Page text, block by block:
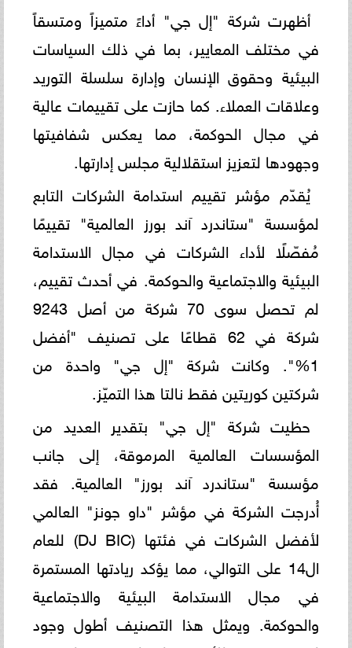
أظهرت شركة "إل جي" أداءً متميزاً ومتسقاً
في مختلف المعايير، بما في ذلك السياسات
البيئية وحقوق الإنسان وإدارة سلسلة التوريد
وعلاقات العملاء. كما حازت على تقييمات عالية
في مجال الحوكمة، مما يعكس شفافيتها
وجهودها لتعزيز استقلالية مجلس إدارتها.
يُقدّم مؤشر تقييم استدامة الشركات التابع
لمؤسسة "ستاندرد آند بورز العالمية" تقييمًا
مُفصّلًا لأداء الشركات في مجال الاستدامة
البيئية والاجتماعية والحوكمة. في أحدث تقييم،
لم تحصل سوى 70 شركة من أصل 9243
شركة في 62 قطاعًا على تصنيف "أفضل
1%". وكانت شركة "إل جي" واحدة من
شركتين كوريتين فقط نالتا هذا التميّز.
حظيت شركة "إل جي" بتقدير العديد من
المؤسسات العالمية المرموقة، إلى جانب
مؤسسة "ستاندرد آند بورز" العالمية. فقد
أُدرجت الشركة في مؤشر "داو جونز" العالمي
لأفضل الشركات في فئتها (DJ BIC) للعام
ال14 على التوالي، مما يؤكد ريادتها المستمرة
في مجال الاستدامة البيئية والاجتماعية
والحوكمة. ويمثل هذا التصنيف أطول وجود